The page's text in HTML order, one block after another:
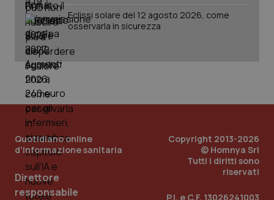
Eclissi solare del 12 agosto 2026, come
osservarla in sicurezza
Quotidiano online
d'informazione sanitaria
Direttore
responsabile
Copyright 2013-2026
© Homnya Srl
Tutti i diritti sono
riservati
P.I. e C.F. 13026241003
_ga_KM60CM4NPH
mese